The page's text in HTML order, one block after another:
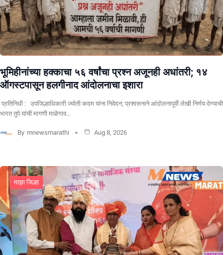
भूमिहीनांच्या हक्काचा ५६ वर्षांचा प्रश्न अजूनही अधांतरी; १४
ऑगस्टपासून हलगीनाद आंदोलनाचा इशारा
प्रतिनिधी : उपजिल्हाधिकारी ज्योती कदम यांना निवेदन; प्रशासनाने आंदोलनापूर्वी लेखी निर्णय देण्याची
भारत तुपे यांची मागणी माळेगाव…
By mnewsmarathi Aug 8, 2026
माझा जिल्हा